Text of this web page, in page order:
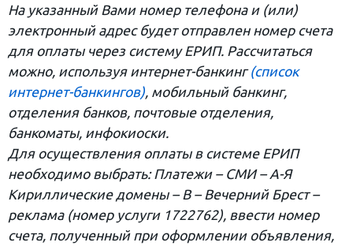
На указанный Вами номер телефона и (или)
электронный адрес будет отправлен номер счета
для оплаты через систему ЕРИП. Рассчитаться
можно, используя интернет-банкинг(список
интернет-банкингов), мобильный банкинг,
отделения банков, почтовые отделения,
банкоматы, инфокиоски.
Для осуществления оплаты в системе ЕРИП
необходимо выбрать: Платежи – СМИ – А-Я
Кириллические домены – В – Вечерний Брест –
реклама (номер услуги 1722762), ввести номер
счета, полученный при оформлении объявления,